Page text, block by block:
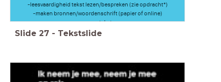
-leesvaardigheid tekst lezen/bespreken (zie opdracht*)
-maken bronnen/woordenschrift (papier of online)
-songtekst
Slide 27 - Tekstslide